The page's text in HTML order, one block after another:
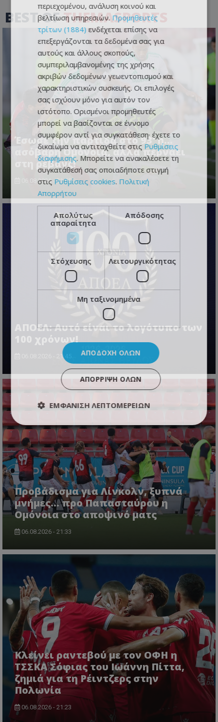
BEST OFTHEMASPORTS
Έσωσε την παρτίδα στο 93' η...
ασόβαρη Ομόνοια, αλλά περνάει
στη ρεβάνς!
06.08.2026 - 21:55
ΑΠΟΕΛ: Αυτό είναι το λογότυπο των
100 χρόνων!
06.08.2026 - 21:45
Προβάδισμα για Λίνκολν, ξυπνά
μνήμες... προ Παπασταύρου η
Ομόνοια στο αποψινό ματς
06.08.2026 - 21:33
Κλείνει ραντεβού με τον ΟΦΗ η
ΤΣΣΚΑ Σόφιας του Ιωάννη Πίττα,
ζημιά για τη Ρέιντζερς στην
Πολωνία
06.08.2026 - 21:23
περιεχομένου, ανάλυση κοινού και
βελτίωση υπηρεσιών. Προμηθευτές
τρίτων (1884) ενδέχεται επίσης να
επεξεργάζονται τα δεδομένα σας για
αυτούς και άλλους σκοπούς,
συμπεριλαμβανομένης της χρήσης
ακριβών δεδομένων γεωεντοπισμού και
χαρακτηριστικών συσκευής. Οι επιλογές
σας ισχύουν μόνο για αυτόν τον
ιστότοπο. Ορισμένοι προμηθευτές
μπορεί να βασίζονται σε έννομο
συμφέρον αντί για συγκατάθεση· έχετε το
δικαίωμα να αντιταχθείτε στις Ρυθμίσεις
διαφήμισης. Μπορείτε να ανακαλέσετε τη
συγκατάθεσή σας οποιαδήποτε στιγμή
στις Ρυθμίσεις cookies. Πολιτική
Απορρήτου
Απολύτως
απαραίτητα
Απόδοσης
Στόχευσης Λειτουργικότητας
Μη ταξινομημένα
ΑΠΟΔΟΧΉ ΌΛΩΝ
ΑΠΌΡΡΙΨΗ ΌΛΩΝ
ΕΜΦΆΝΙΣΗ ΛΕΠΤΟΜΕΡΕΙΏΝ